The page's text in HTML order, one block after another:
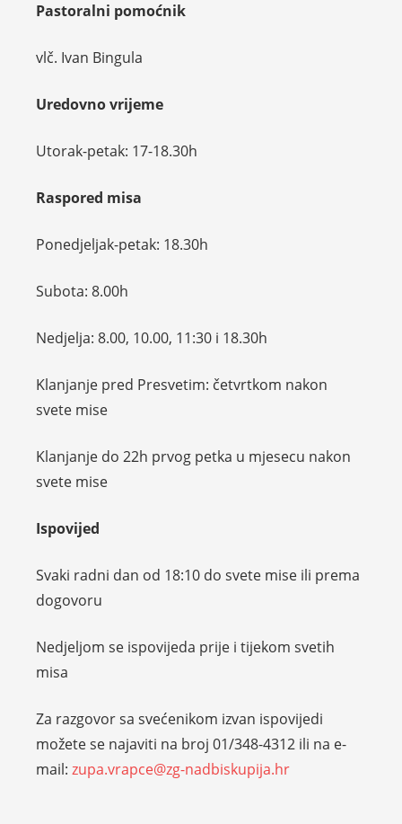
Pastoralni pomoćnik
vlč. Ivan Bingula
Uredovno vrijeme
Utorak-petak: 17-18.30h
Raspored misa
Ponedjeljak-petak: 18.30h
Subota: 8.00h
Nedjelja: 8.00, 10.00, 11:30 i 18.30h
Klanjanje pred Presvetim: četvrtkom nakon
svete mise
Klanjanje do 22h prvog petka u mjesecu nakon
svete mise
Ispovijed
Svaki radni dan od 18:10 do svete mise ili prema
dogovoru
Nedjeljom se ispovijeda prije i tijekom svetih
misa
Za razgovor sa svećenikom izvan ispovijedi
možete se najaviti na broj 01/348-4312 ili na e-
mail: zupa.vrapce@zg-nadbiskupija.hr